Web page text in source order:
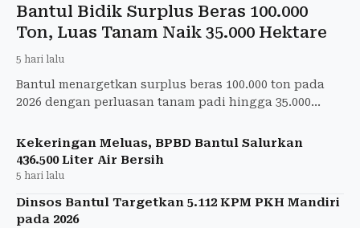
Bantul Bidik Surplus Beras 100.000
Ton, Luas Tanam Naik 35.000 Hektare
5 hari lalu
Bantul menargetkan surplus beras 100.000 ton pada
2026 dengan perluasan tanam padi hingga 35.000
Kekeringan Meluas, BPBD Bantul Salurkan
436.500 Liter Air Bersih
5 hari lalu
Dinsos Bantul Targetkan 5.112 KPM PKH Mandiri
pada 2026